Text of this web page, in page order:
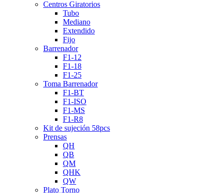
Centros Giratorios
Tubo
Mediano
Extendido
Fijo
Barrenador
F1-12
F1-18
F1-25
Toma Barrenador
F1-BT
F1-ISO
F1-MS
F1-R8
Kit de sujeción 58pcs
Prensas
QH
QB
QM
QHK
QW
Plato Torno